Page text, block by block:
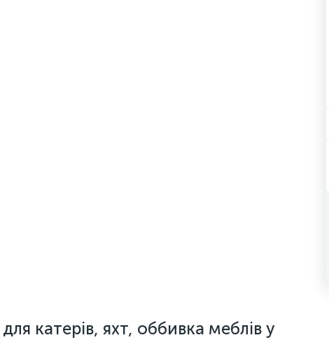
катерів, яхт, оббивка меблів у